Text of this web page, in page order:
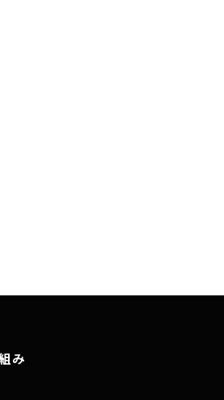
み